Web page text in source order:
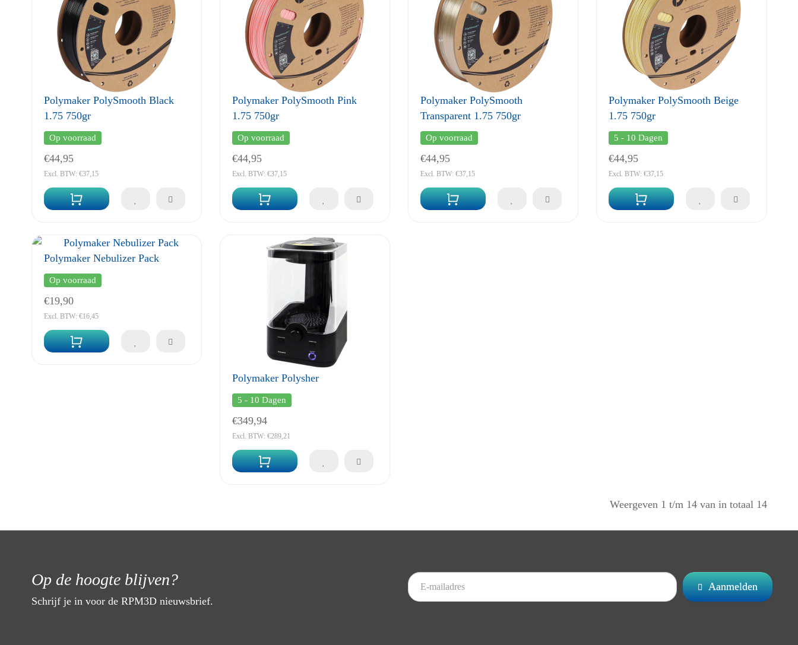
Polymaker PolySmooth Black
1.75 750gr
Op voorraad
€44,95
Excl. BTW: €37,15
Polymaker PolySmooth Pink
1.75 750gr
Op voorraad
€44,95
Excl. BTW: €37,15
Polymaker PolySmooth
Transparent 1.75 750gr
Op voorraad
€44,95
Excl. BTW: €37,15
Polymaker PolySmooth Beige
1.75 750gr
5 - 10 Dagen
€44,95
Excl. BTW: €37,15
Polymaker Nebulizer Pack
Op voorraad
€19,90
Excl. BTW: €16,45
Polymaker Polysher
5 - 10 Dagen
€349,94
Excl. BTW: €289,21
Weergeven 1 t/m 14 van in totaal 14
Op de hoogte blijven?
Schrijf je in voor de RPM3D nieuwsbrief.
Aanmelden